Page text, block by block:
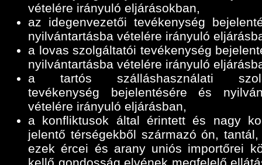
vételére irányuló eljárásokban,
az idegenvezetői tevékenység
nyilvántartásba vételére irányuló
a lovas szolgáltatói tevékenység
nyilvántartásba vételére irányuló
a tartós szálláshasználati
tevékenység bejelentésére és
vételére irányuló eljárásban,
a konfliktusok által érintett és nagy
jelentő térségekből származó ón,
ezek ércei és arany uniós importőrei
kellő gondosság elvének megfelelő